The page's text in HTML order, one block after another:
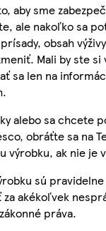
aby sme
ale nakoľko sa
obsah
Mali by ste
sa len na
alebo sa chcete
obráťte sa na
výrobku, ak nie je
sú
akékoľvek
práva.